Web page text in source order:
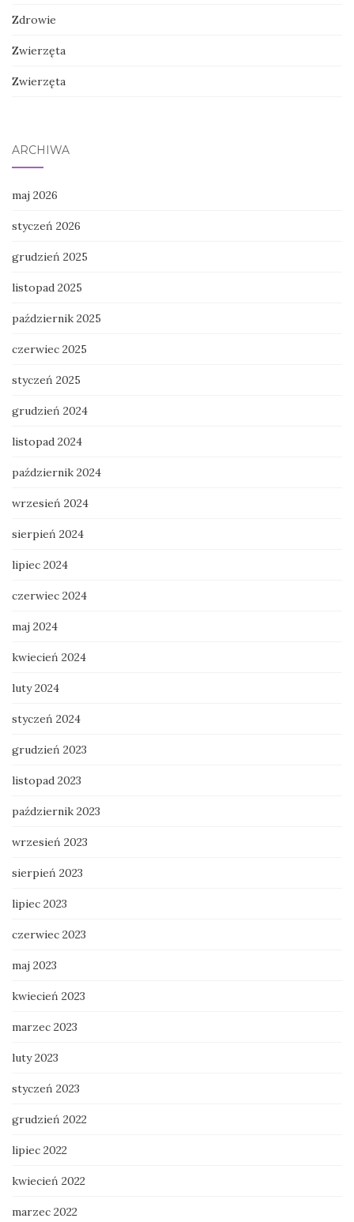
Zdrowie
Zwierzęta
Zwierzęta
ARCHIWA
maj 2026
styczeń 2026
grudzień 2025
listopad 2025
październik 2025
czerwiec 2025
styczeń 2025
grudzień 2024
listopad 2024
październik 2024
wrzesień 2024
sierpień 2024
lipiec 2024
czerwiec 2024
maj 2024
kwiecień 2024
luty 2024
styczeń 2024
grudzień 2023
listopad 2023
październik 2023
wrzesień 2023
sierpień 2023
lipiec 2023
czerwiec 2023
maj 2023
kwiecień 2023
marzec 2023
luty 2023
styczeń 2023
grudzień 2022
lipiec 2022
kwiecień 2022
marzec 2022